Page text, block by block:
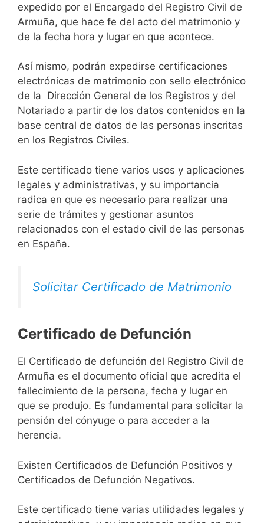
expedido por el Encargado del Registro Civil de
Armuña, que hace fe del acto del matrimonio y
de la fecha hora y lugar en que acontece.
Así mismo, podrán expedirse certificaciones
electrónicas de matrimonio con sello electrónico
de la Dirección General de los Registros y del
Notariado a partir de los datos contenidos en la
base central de datos de las personas inscritas
en los Registros Civiles.
Este certificado tiene varios usos y aplicaciones
legales y administrativas, y su importancia
radica en que es necesario para realizar una
serie de trámites y gestionar asuntos
relacionados con el estado civil de las personas
en España.
Solicitar Certificado de Matrimonio
Certificado de Defunción
El Certificado de defunción del Registro Civil de
Armuña es el documento oficial que acredita el
fallecimiento de la persona, fecha y lugar en
que se produjo. Es fundamental para solicitar la
pensión del cónyuge o para acceder a la
herencia.
Existen Certificados de Defunción Positivos y
Certificados de Defunción Negativos.
Este certificado tiene varias utilidades legales y